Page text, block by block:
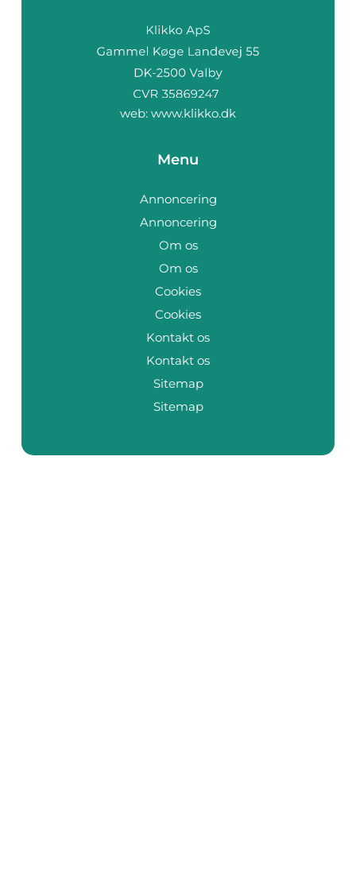
web: www.klikko.dk
Menu
Annoncering
Annoncering
Om os
Om os
Cookies
Cookies
Kontakt os
Kontakt os
Sitemap
Sitemap